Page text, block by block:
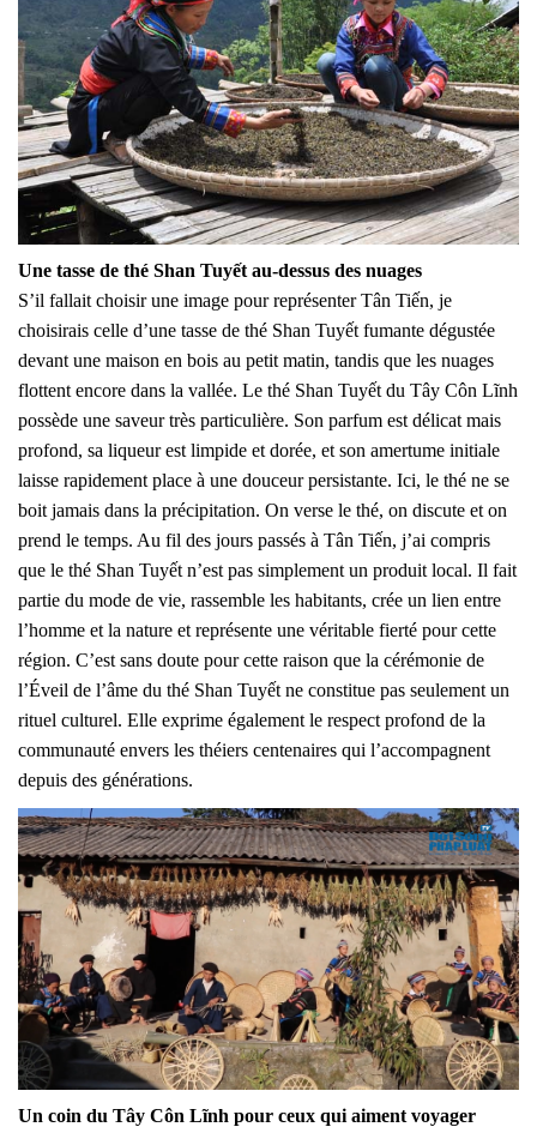
Une tasse de thé Shan Tuyết au-dessus des nuages
S’il fallait choisir une image pour représenter Tân Tiến, je
choisirais celle d’une tasse de thé Shan Tuyết fumante dégustée
devant une maison en bois au petit matin, tandis que les nuages
flottent encore dans la vallée. Le thé Shan Tuyết du Tây Côn Lĩnh
possède une saveur très particulière. Son parfum est délicat mais
profond, sa liqueur est limpide et dorée, et son amertume initiale
laisse rapidement place à une douceur persistante. Ici, le thé ne se
boit jamais dans la précipitation. On verse le thé, on discute et on
prend le temps. Au fil des jours passés à Tân Tiến, j’ai compris
que le thé Shan Tuyết n’est pas simplement un produit local. Il fait
partie du mode de vie, rassemble les habitants, crée un lien entre
l’homme et la nature et représente une véritable fierté pour cette
région. C’est sans doute pour cette raison que la cérémonie de
l’Éveil de l’âme du thé Shan Tuyết ne constitue pas seulement un
rituel culturel. Elle exprime également le respect profond de la
communauté envers les théiers centenaires qui l’accompagnent
depuis des générations.
Un coin du Tây Côn Lĩnh pour ceux qui aiment voyager